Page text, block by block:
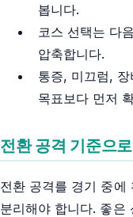
봅니다.
코스 선택는 다
압축합니다.
통증, 미끄럼,
목표보다 먼저
전환 공격 기준으
전환 공격를 경기 중에
분리해야 합니다. 좋은